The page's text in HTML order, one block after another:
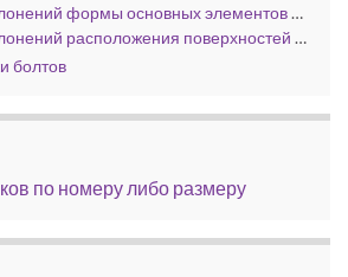
Величины отклонений формы основных элементов металлоконструкций портальных кранов по ГОСТ 11283—72 и других стреловых кранов, мм
Величины отклонений расположения поверхностей основных деталей и сборочных единиц металлоконструкций портальных кранов при сборке по ГОСТ 11283—72
болтов
по номеру либо размеру